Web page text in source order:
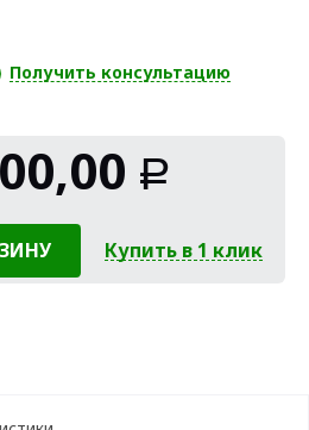
Получить консультацию
Р
Купить в 1 клик